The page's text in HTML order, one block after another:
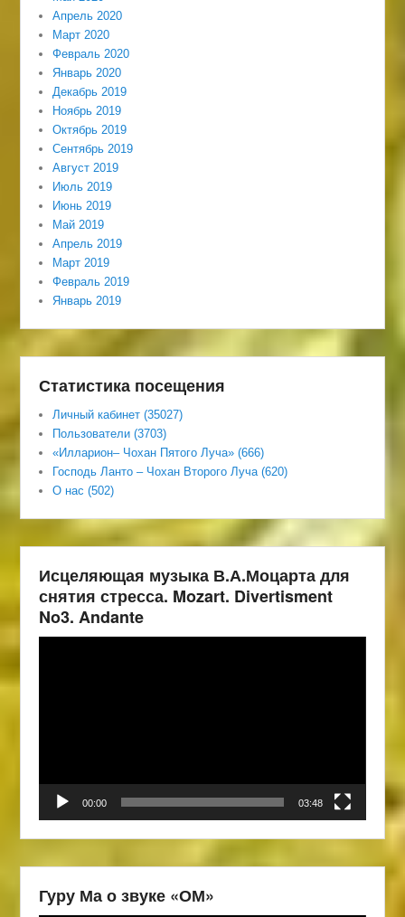
Апрель 2020
Март 2020
Февраль 2020
Январь 2020
Декабрь 2019
Ноябрь 2019
Октябрь 2019
Сентябрь 2019
Август 2019
Июль 2019
Июнь 2019
Май 2019
Апрель 2019
Март 2019
Февраль 2019
Январь 2019
Статистика посещения
Личный кабинет (35027)
Пользователи (3703)
«Илларион– Чохан Пятого Луча» (666)
Господь Ланто – Чохан Второго Луча (620)
О нас (502)
Исцеляющая музыка В.А.Моцарта для
снятия стресса. Mozart. Divertisment
No3. Andante
00:00 03:48
Гуру Ма о звуке «ОМ»